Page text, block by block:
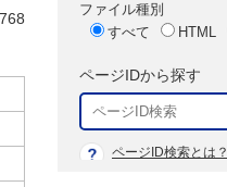
ファイル種別
すべて
HTML
ページIDから探す
ページID検索とは？